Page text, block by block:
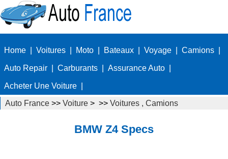
Home Voitures Moto Bateaux Voyage Camions
Auto Repair Carburants Assurance Auto
Acheter Une Voiture
Auto France >> Voiture > >> Voitures , Camions
BMW Z4 Specs